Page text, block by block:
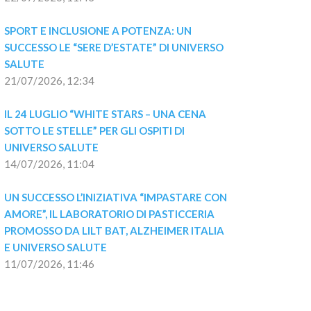
SPORT E INCLUSIONE A POTENZA: UN
SUCCESSO LE “SERE D’ESTATE” DI UNIVERSO
SALUTE
21/07/2026, 12:34
IL 24 LUGLIO “WHITE STARS – UNA CENA
SOTTO LE STELLE” PER GLI OSPITI DI
UNIVERSO SALUTE
14/07/2026, 11:04
UN SUCCESSO L’INIZIATIVA “IMPASTARE CON
AMORE”, IL LABORATORIO DI PASTICCERIA
PROMOSSO DA LILT BAT, ALZHEIMER ITALIA
E UNIVERSO SALUTE
11/07/2026, 11:46